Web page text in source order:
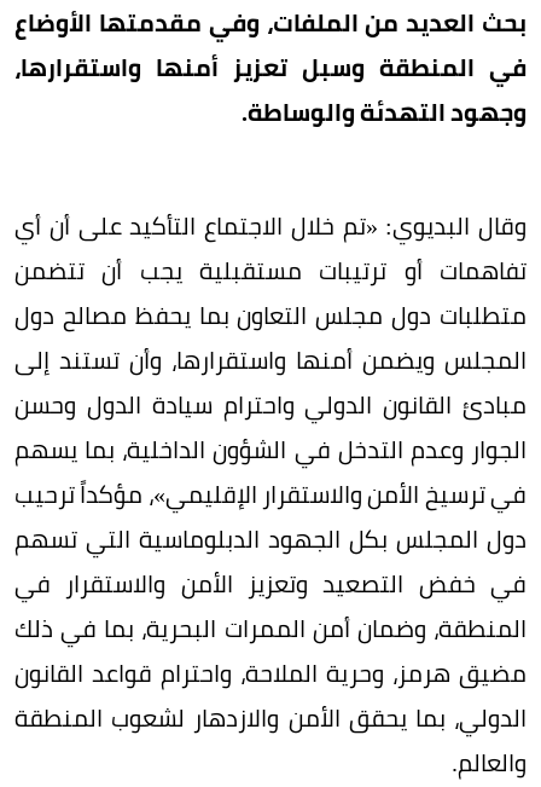
بحث العديد من الملفات، وفي مقدمتها الأوضاع
في المنطقة وسبل تعزيز أمنها واستقرارها،
وجهود التهدئة والوساطة.
وقال البديوي: «تم خلال الاجتماع التأكيد على أن أي
تفاهمات أو ترتيبات مستقبلية يجب أن تتضمن
متطلبات دول مجلس التعاون بما يحفظ مصالح دول
المجلس ويضمن أمنها واستقرارها، وأن تستند إلى
مبادئ القانون الدولي واحترام سيادة الدول وحسن
الجوار وعدم التدخل في الشؤون الداخلية، بما يسهم
في ترسيخ الأمن والاستقرار الإقليمي»، مؤكداً ترحيب
دول المجلس بكل الجهود الدبلوماسية التي تسهم
في خفض التصعيد وتعزيز الأمن والاستقرار في
المنطقة، وضمان أمن الممرات البحرية، بما في ذلك
مضيق هرمز، وحرية الملاحة، واحترام قواعد القانون
الدولي، بما يحقق الأمن والازدهار لشعوب المنطقة
والعالم.